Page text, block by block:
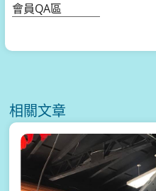
會員QA區
相關文章